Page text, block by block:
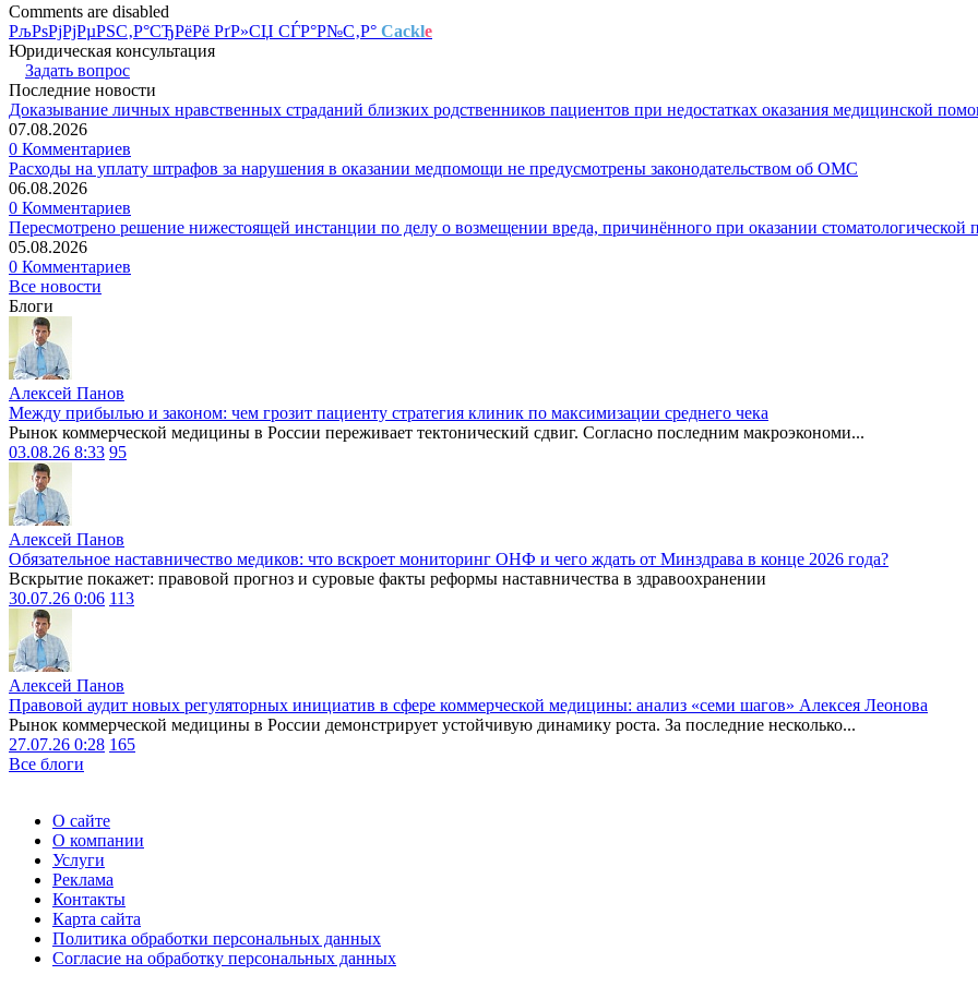
Comments are disabled
РљРѕРјРјРµРЅС‚Р°СЂРёРё РґР»СЏ СЃР°Р№С‚Р° Cackle
Юридическая консультация
Задать вопрос
Последние новости
Доказывание личных нравственных страданий близких родственников пациентов при недостатках оказания медицинской
07.08.2026
0 Комментариев
Расходы на уплату штрафов за нарушения в оказании медпомощи не предусмотрены законодательством об ОМС
06.08.2026
0 Комментариев
Пересмотрено решение нижестоящей инстанции по делу о возмещении вреда, причинённого при оказании стоматологической
05.08.2026
0 Комментариев
Все новости
Блоги
Алексей Панов
Между прибылью и законом: чем грозит пациенту стратегия клиник по максимизации среднего чека
Рынок коммерческой медицины в России переживает тектонический сдвиг. Согласно последним макроэкономи...
03.08.26 8:33 95
Алексей Панов
Обязательное наставничество медиков: что вскроет мониторинг ОНФ и чего ждать от Минздрава в конце 2026 года?
Вскрытие покажет: правовой прогноз и суровые факты реформы наставничества в здравоохранении
30.07.26 0:06 113
Алексей Панов
Правовой аудит новых регуляторных инициатив в сфере коммерческой медицины: анализ «семи шагов» Алексея Леонова
Рынок коммерческой медицины в России демонстрирует устойчивую динамику роста. За последние несколько...
27.07.26 0:28 165
Все блоги
О сайте
О компании
Услуги
Реклама
Контакты
Карта сайта
Политика обработки персональных данных
Согласие на обработку персональных данных